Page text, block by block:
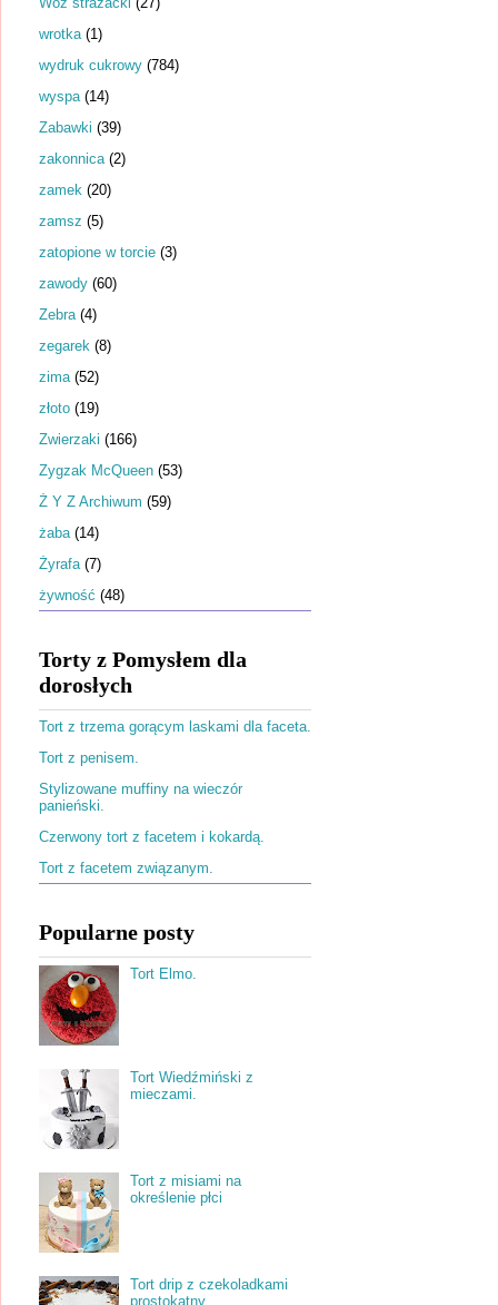
wrotka (1)
wydruk cukrowy (784)
wyspa (14)
Zabawki (39)
zakonnica (2)
zamek (20)
zamsz (5)
zatopione w torcie (3)
zawody (60)
Zebra (4)
zegarek (8)
zima (52)
złoto (19)
Zwierzaki (166)
Zygzak McQueen (53)
Ż Y Z Archiwum (59)
żaba (14)
Żyrafa (7)
żywność (48)
Torty z Pomysłem dla
dorosłych
Tort z trzema gorącym laskami dla faceta.
Tort z penisem.
Stylizowane muffiny na wieczór
panieński.
Czerwony tort z facetem i kokardą.
Tort z facetem związanym.
Popularne posty
Tort Elmo.
Tort Wiedźmiński z
mieczami.
Tort z misiami na
określenie płci
Tort drip z czekoladkami
prostokątny.